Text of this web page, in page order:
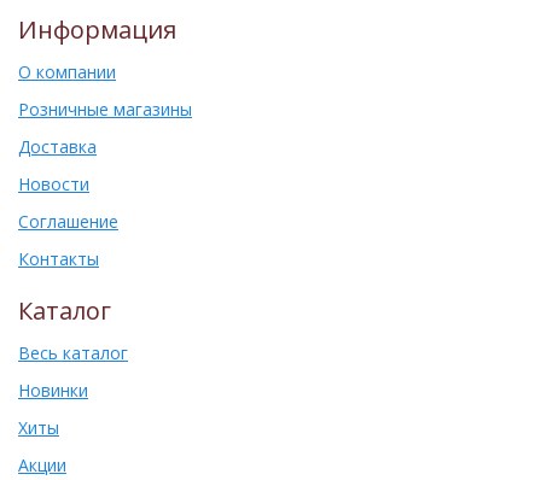
Информация
О компании
Розничные магазины
Доставка
Новости
Соглашение
Контакты
Каталог
Весь каталог
Новинки
Хиты
Акции